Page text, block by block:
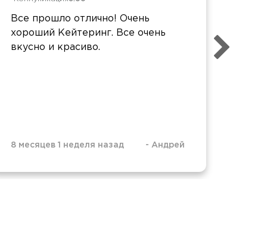
Все прошло отлично! Очень
хороший Кейтеринг. Все очень
вкусно и красиво.
8 месяцев 1 неделя назад - Андрей